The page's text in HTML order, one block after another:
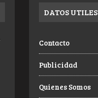
DATOS UTILES
Contacto
Publicidad
Quienes Somos